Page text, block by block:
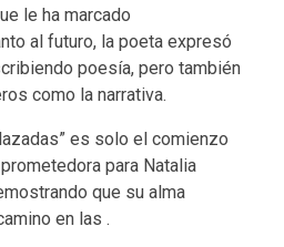
le ha marcado
al futuro, la poeta expresó
poesía, pero también
como la narrativa.
es solo el comienzo
para Natalia
que su alma
en las .